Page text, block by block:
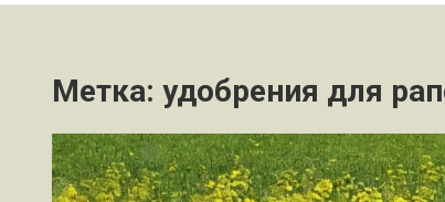
Метка: удобрения для